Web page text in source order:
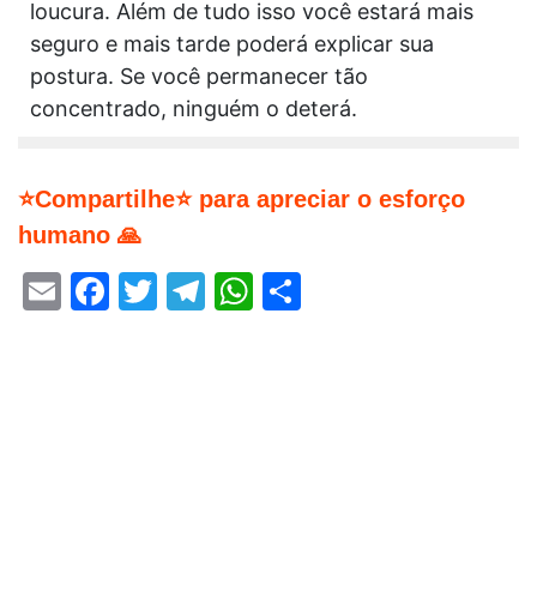
loucura. Além de tudo isso você estará mais
seguro e mais tarde poderá explicar sua
postura. Se você permanecer tão
concentrado, ninguém o deterá.
⭐Compartilhe⭐ para apreciar o esforço
humano 🙏
EmailFacebook
Twitter
Telegram
WhatsApp